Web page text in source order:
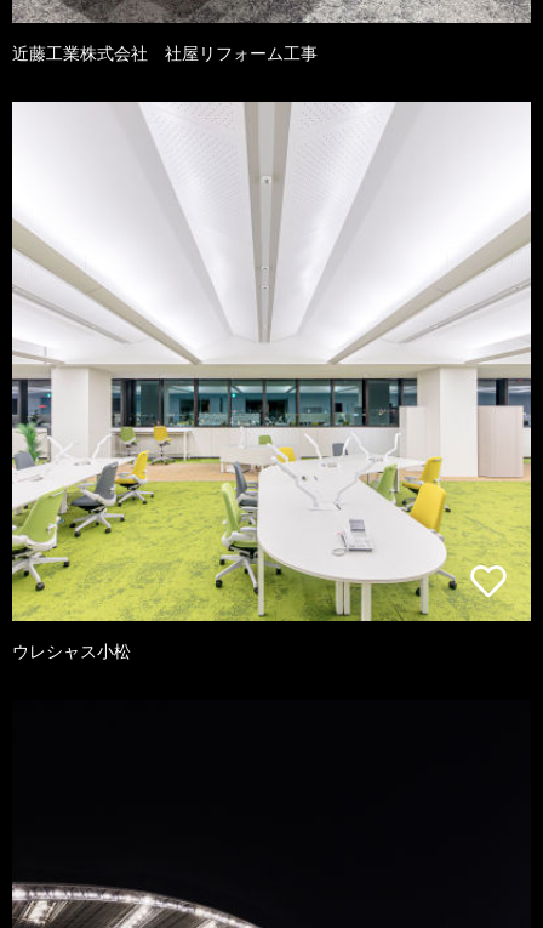
近藤工業株式会社 社屋リフォーム工事
ウレシャス小松